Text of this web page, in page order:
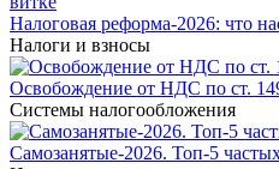
Налоговая реформа-2026: что
Налоги и взносы
Освобождение от НДС по ст.
Системы налогообложения
Самозанятые-2026. Топ-5